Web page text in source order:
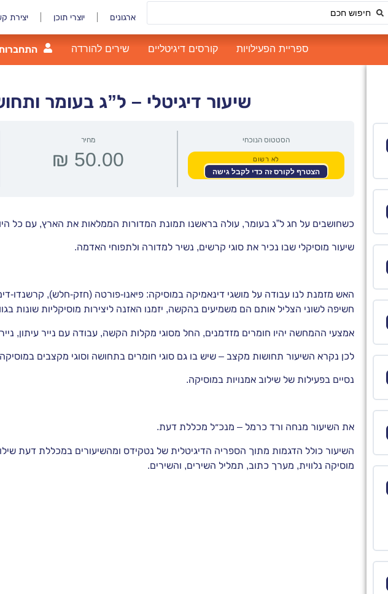
ארגונים יוצרי תוכן יצירת
ספריית הפעילויות קורסים דיגיטליים שירים להורדה
שיעור דיגיטלי – ל”ג בעומר
הסטטוס הנוכחי
לא רשום
הצטרף לקורס זה כדי לקבל גישה
מחיר
כשחושבים על חג ל”ג בעומר, עולה בראשנו תמונת המדורות הממלאות את הארץ, עם כל
שיעור מוסיקלי שבו נכיר את סוגי קרשים, נשיר למדורה ולתפוחי האדמה.
האש מזמנת לנו עבודה על מושגי דינאמיקה במוסיקה: פיאנו-פורטה (חזק-חלש), קרשנדו-
חשיפה לשוני הצליל אותם הם משמיעים בהקשה, יזמנו האזנה ליצירות מוסיקליות שונות
אמצעי ההמחשה יהיו חומרים מזדמנים, החל מסוגי מקלות הקשה, עבודה עם נייר עיתון,
לכן נקרא השיעור תחושות מקצב – שיש בו גם סוגי חומרים בתחושה וסוגי מקצבים
נסיים בפעילות של שילוב אמנויות במוסיקה.
את השיעור מנחה ורד כרמל – מנכ״ל מכללת דעת.
השיעור כולל הדגמות מתוך הספריה הדיגיטלית של נטקידס ומהשיעורים במכללת דעת
מוסיקה נלווית, מערך כתוב, תמליל השירים, והשירים.